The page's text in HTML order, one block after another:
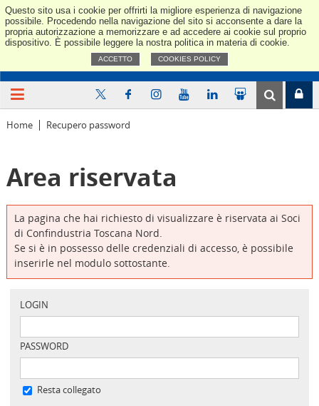
Questo sito usa i cookie per offrirti la migliore esperienza di navigazione
possibile. Procedendo nella navigazione del sito si acconsente a dare la
propria autorizzazione a memorizzare e ad accedere ai cookie sul proprio
dispositivo. È possibile leggere la nostra politica in materia di cookie.
ACCETTO COOKIES POLICY
Home Recupero password
Area riservata
La pagina che hai richiesto di visualizzare è riservata ai Soci
di Confindustria Toscana Nord.
Se si è in possesso delle credenziali di accesso, è possibile
inserirle nel modulo sottostante.
LOGIN
PASSWORD
Resta collegato